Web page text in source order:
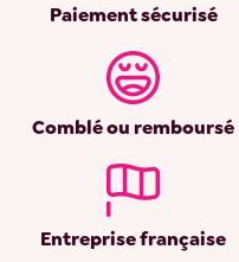
Paiement sécurisé
Comblé ou remboursé
Entreprise française